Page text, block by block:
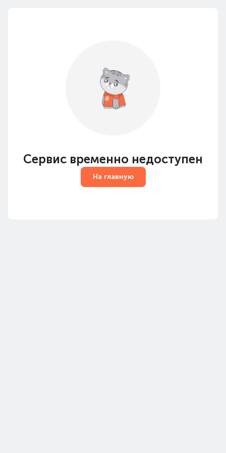
Сервис временно недоступен
На главную